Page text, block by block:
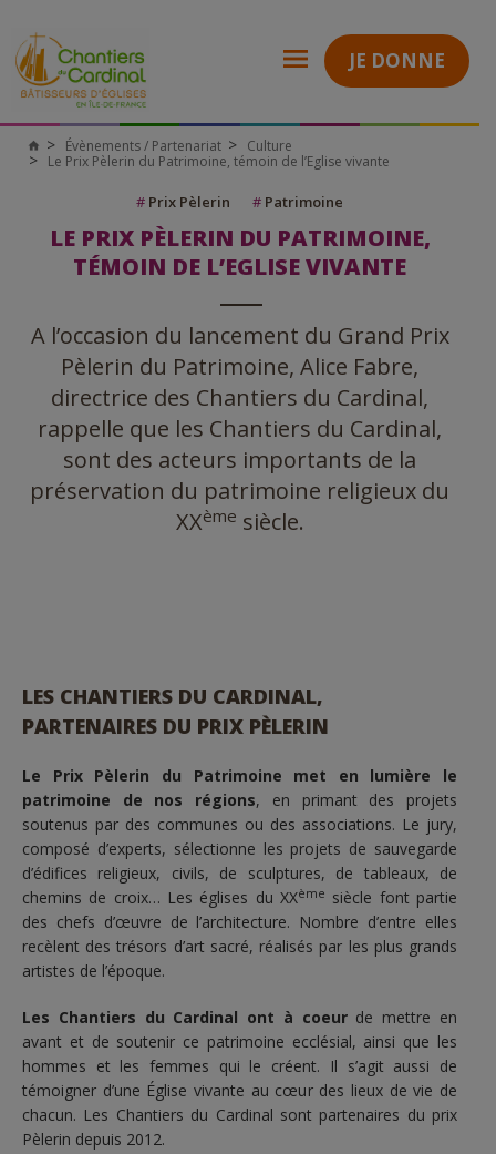
JE DONNE
Chantiers
du
Évènements / Partenariat
Culture
Le Prix Pèlerin du Patrimoine, témoin de l’Eglise vivante
# Prix Pèlerin # Patrimoine
LE PRIX PÈLERIN DU PATRIMOINE,
TÉMOIN DE L’EGLISE VIVANTE
A l’occasion du lancement du Grand Prix
Pèlerin du Patrimoine, Alice Fabre,
directrice des Chantiers du Cardinal,
rappelle que les Chantiers du Cardinal,
sont des acteurs importants de la
préservation du patrimoine religieux du
XXème siècle.
LES CHANTIERS DU CARDINAL,
PARTENAIRES DU PRIX PÈLERIN
Le Prix Pèlerin du Patrimoine met en lumière le
patrimoine de nos régions, en primant des projets
soutenus par des communes ou des associations. Le jury,
composé d’experts, sélectionne les projets de sauvegarde
d’édifices religieux, civils, de sculptures, de tableaux, de
chemins de croix… Les églises du XXème siècle font partie
des chefs d’œuvre de l’architecture. Nombre d’entre elles
recèlent des trésors d’art sacré, réalisés par les plus grands
artistes de l’époque.
Les Chantiers du Cardinal ont à coeur de mettre en
avant et de soutenir ce patrimoine ecclésial, ainsi que les
hommes et les femmes qui le créent. Il s’agit aussi de
témoigner d’une Église vivante au cœur des lieux de vie de
chacun. Les Chantiers du Cardinal sont partenaires du prix
Pèlerin depuis 2012.